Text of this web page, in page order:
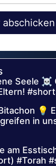
Seele ☠️
💡
in
am
#Torah